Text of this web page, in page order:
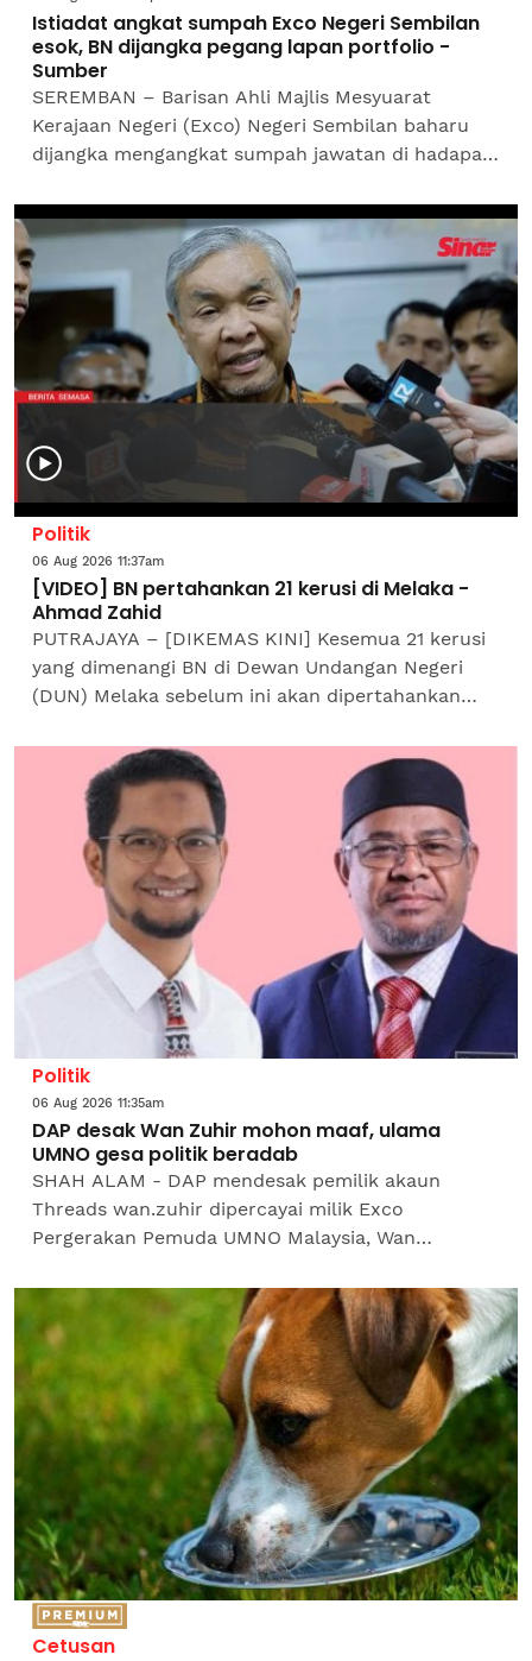
Istiadat angkat sumpah Exco Negeri Sembilan
esok, BN dijangka pegang lapan portfolio -
Sumber
SEREMBAN – Barisan Ahli Majlis Mesyuarat
Kerajaan Negeri (Exco) Negeri Sembilan baharu
dijangka mengangkat sumpah jawatan di hadapan
Muhriz Tuanku...
Politik
06 Aug 2026 11:37am
[VIDEO] BN pertahankan 21 kerusi di Melaka -
Ahmad Zahid
PUTRAJAYA – [DIKEMAS KINI] Kesemua 21 kerusi
yang dimenangi BN di Dewan Undangan Negeri
(DUN) Melaka sebelum ini akan dipertahankan
lagi.Pengerusinya,...
Politik
06 Aug 2026 11:35am
DAP desak Wan Zuhir mohon maaf, ulama
UMNO gesa politik beradab
SHAH ALAM - DAP mendesak pemilik akaun
Threads wan.zuhir dipercayai milik Exco
Pergerakan Pemuda UMNO Malaysia, Wan
secara terbuka dan menurunkan hantaran...
Cetusan